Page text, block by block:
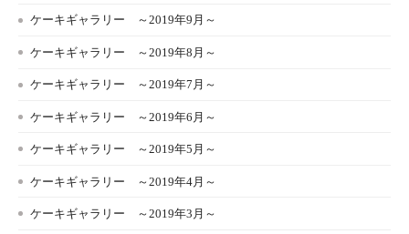
ケーキギャラリー ～2019年9月～
ケーキギャラリー ～2019年8月～
ケーキギャラリー ～2019年7月～
ケーキギャラリー ～2019年6月～
ケーキギャラリー ～2019年5月～
ケーキギャラリー ～2019年4月～
ケーキギャラリー ～2019年3月～